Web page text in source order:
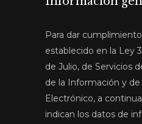
Para dar
establecido en la Ley
de Julio, de Servicios
de la Información y
Electrónico, a
indican los datos de